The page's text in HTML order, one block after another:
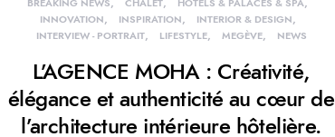
BREAKING NEWS
CHALET
HÔTELS & PALACES & SPA
INNOVATION
INSPIRATION
INTERIOR & DESIGN
INTERVIEW - PORTRAIT
LIFESTYLE MEGÈVE NEWS
L’AGENCE MOHA : Créativité,
élégance et authenticité au cœur de
l’architecture intérieure hôtelière.